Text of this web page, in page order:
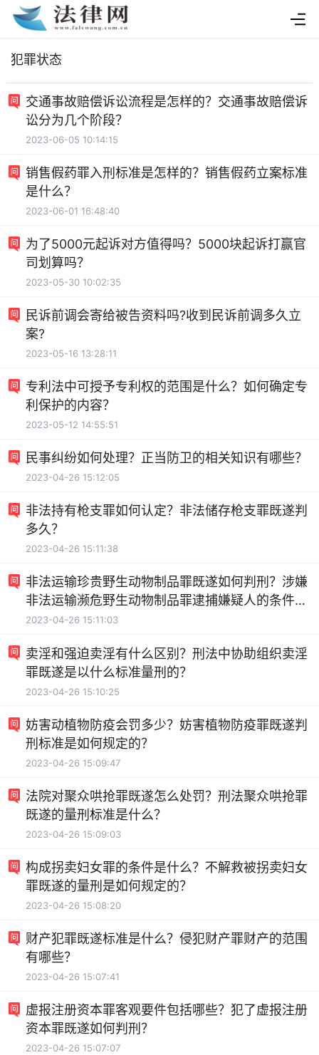
犯罪状态
交通事故赔偿诉讼流程是怎样的？交通事故赔偿诉
讼分为几个阶段？
2023-06-05 10:14:15
销售假药罪入刑标准是怎样的？销售假药立案标准
是什么？
2023-06-01 16:48:40
为了5000元起诉对方值得吗？5000块起诉打赢官
司划算吗？
2023-05-30 10:02:35
民诉前调会寄给被告资料吗?收到民诉前调多久立
案?
2023-05-16 13:28:11
专利法中可授予专利权的范围是什么？如何确定专
利保护的内容？
2023-05-12 14:55:51
民事纠纷如何处理？正当防卫的相关知识有哪些？
2023-04-26 15:12:05
非法持有枪支罪如何认定？非法储存枪支罪既遂判
多久？
2023-04-26 15:11:38
非法运输珍贵野生动物制品罪既遂如何判刑？涉嫌
非法运输濒危野生动物制品罪逮捕嫌疑人的条件是
什么？
2023-04-26 15:11:03
卖淫和强迫卖淫有什么区别？刑法中协助组织卖淫
罪既遂是以什么标准量刑的？
2023-04-26 15:10:25
妨害动植物防疫会罚多少？妨害植物防疫罪既遂判
刑标准是如何规定的？
2023-04-26 15:09:47
法院对聚众哄抢罪既遂怎么处罚？刑法聚众哄抢罪
既遂的量刑标准是什么？
2023-04-26 15:09:03
构成拐卖妇女罪的条件是什么？不解救被拐卖妇女
罪既遂的量刑是如何规定的？
2023-04-26 15:08:20
财产犯罪既遂标准是什么？侵犯财产罪财产的范围
有哪些？
2023-04-26 15:07:41
虚报注册资本罪客观要件包括哪些？犯了虚报注册
资本罪既遂如何判刑？
2023-04-26 15:07:07